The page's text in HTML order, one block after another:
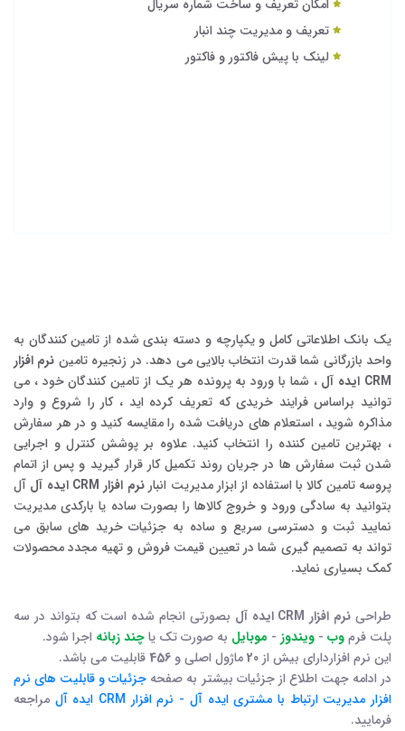
امکان تعریف و ساخت شماره سریال
تعریف و مدیریت چند انبار
لینک با پیش فاکتور و فاکتور
یک بانک اطلاعاتی کامل و یکپارچه و دسته بندی شده از تامین کنندگان به
واحد بازرگانی شما قدرت انتخاب بالایی می دهد. در زنجیره تامین نرم افزار
CRM ایده آل
، شما با ورود به پرونده هر یک از تامین کنندگان خود ، می
توانید براساس فرایند خریدی که تعریف کرده اید ، کار را شروع و وارد
مذاکره شوید ، استعلام های دریافت شده را مقایسه کنید و در هر سفارش
، بهترین تامین کننده را انتخاب کنید. علاوه بر پوشش کنترل و اجرایی
شدن ثبت سفارش ها در جریان روند تکمیل کار قرار گیرید و پس از اتمام
پروسه تامین کالا با استفاده از ابزار مدیریت انبارنرم افزار CRM ایده آل
آل
بتوانید به سادگی ورود و خروج کالاها را بصورت ساده یا بارکدی مدیریت
نمایید ثبت و دسترسی سریع و ساده به جزئیات خرید های سابق می
تواند به تصمیم گیری شما در تعیین قیمت فروش و تهیه مجدد محصولات
کمک بسیاری نماید.
طراحی نرم افزار CRM ایده آل
بصورتی انجام شده است که بتواند در سه
پلت فرموب - ویندوز - موبایل به صورت تک یاچند زبانه اجرا شود.
این نرم افزاردارای بیش از 20ماژول اصلی و 456قابلیت می باشد.
در ادامه جهت اطلاع از جزئیات بیشتر به صفحه جزئیات و قابلیت های نرم
افزار مدیریت ارتباط با مشتری ایده آل - نرم افزار CRM ایده آل
مراجعه
فرمایید.